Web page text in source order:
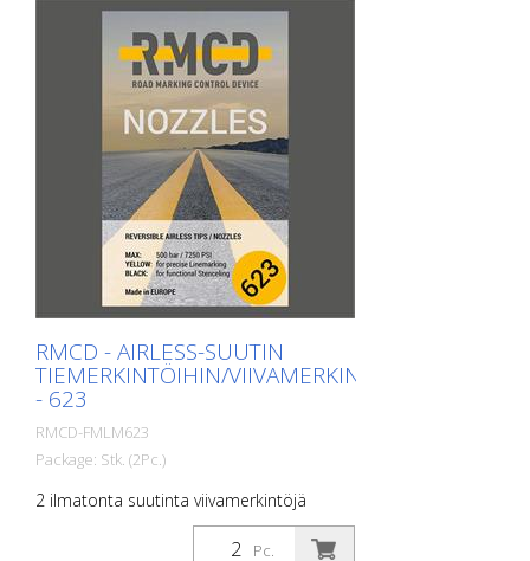
ovat osa jokapäiväistä toimintaa. Se
osoittautuu hyväksi myös rajaustöissä ja
lentoasemien kumipintojen poistossa.
Jokaiseen käyttökohteeseen on saatavilla
oikeat terät. VA 30 SH on varustettu
portaattomalla syvyyden säätölaitteella ja
tärinänvaimennusjärjestelmällä. Jokaiseen
käyttökohteeseen on saatavilla oikeat
teräsarjat. Paino: n. 305 kg (673 lbs).
Jännite: Jännite: 3 x 400 V / 50 HZ Teho:
7,5 Kw Työleveys: leveys: 300mm (12'')
Etäisyys seinästä: 90mm (3.5'') Mitat: (53 x
22 x 43''). Vakiovarustus: 8-reunaiset
säleet tai tarpeen mukaan.
RMCD - AIRLESS-SUUTIN
TIEMERKINTÖIHIN/VIIVAMERKINTÖIHIN
- 623
RMCD-FMLM623
Package: Stk. (2Pc.)
2 ilmatonta suutinta viivamerkintöjä
varten, mukaan lukien tiivisteet.
Käännettävät airless-suuttimet on
Pc.